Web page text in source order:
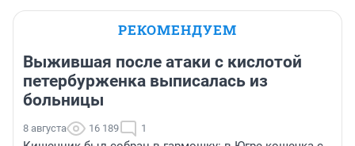
РЕКОМЕНДУЕМ
Выжившая после атаки с кислотой
петербурженка выписалась из
больницы
8 августа 16 189 1